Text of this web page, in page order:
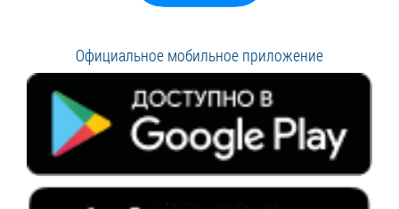
Официальное мобильное приложение